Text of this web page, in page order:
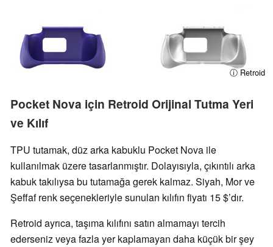
ⓘ Retroid
Pocket Nova için Retroid Orijinal Tutma Yeri
ve Kılıf
TPU tutamak, düz arka kabuklu Pocket Nova ile
kullanılmak üzere tasarlanmıştır. Dolayısıyla, çıkıntılı arka
kabuk takılıysa bu tutamağa gerek kalmaz. Siyah, Mor ve
Şeffaf renk seçenekleriyle sunulan kılıfın fiyatı 15 $’dır.
Retroid ayrıca, taşıma kılıfını satın almamayı tercih
ederseniz veya fazla yer kaplamayan daha küçük bir şey